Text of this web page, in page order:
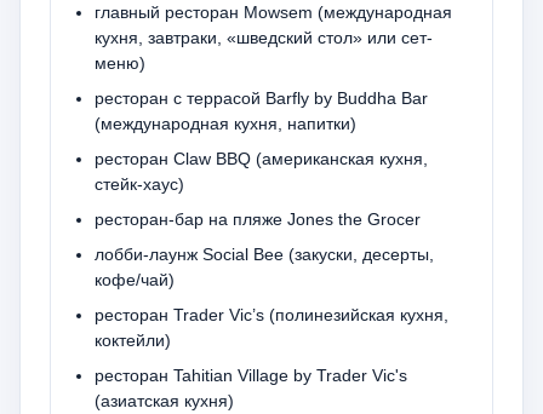
главный ресторан Mowsem (международная
кухня, завтраки, «шведский стол» или сет-
меню)
ресторан с террасой Barfly by Buddha Bar
(международная кухня, напитки)
ресторан Claw BBQ (американская кухня,
стейк-хаус)
ресторан-бар на пляже Jones the Grocer
лобби-лаунж Social Bee (закуски, десерты,
кофе/чай)
ресторан Trader Vic’s (полинезийская кухня,
коктейли)
ресторан Tahitian Village by Trader Vic's
(азиатская кухня)